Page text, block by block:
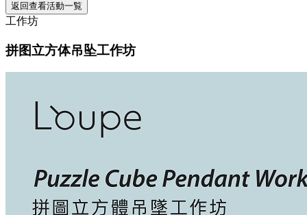
返回查看活動一覧
工作坊
拼图立方体吊坠工作坊